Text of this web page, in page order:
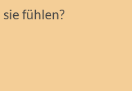
fühlen?